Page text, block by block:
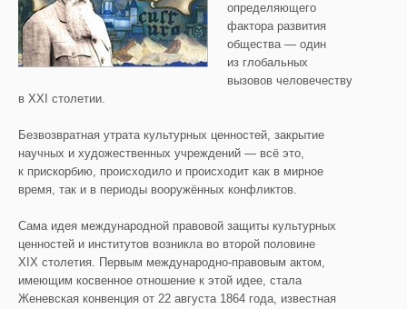
определяющего
фактора развития
общества — один
из глобальных
вызовов человечеству
в XXI столетии.
Безвозвратная утрата культурных ценностей, закрытие
научных и художественных учреждений — всё это,
к прискорбию, происходило и происходит как в мирное
время, так и в периоды вооружённых конфликтов.
Сама идея международной правовой защиты культурных
ценностей и институтов возникла во второй половине
XIX столетия. Первым международно-правовым актом,
имеющим косвенное отношение к этой идее, стала
Женевская конвенция от 22 августа 1864 года, известная